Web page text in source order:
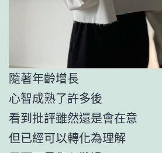
隨著年齡增長
心智成熟了許多後
看到批評雖然還是會在意
但已經可以轉化為理解